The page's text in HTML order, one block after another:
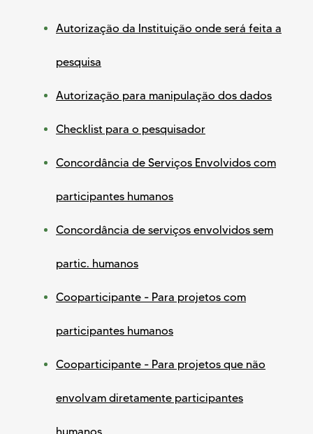
Autorização da Instituição onde será feita a
pesquisa
Autorização para manipulação dos dados
Checklist para o pesquisador
Concordância de Serviços Envolvidos com
participantes humanos
Concordância de serviços envolvidos sem
partic. humanos
Cooparticipante - Para projetos com
participantes humanos
Cooparticipante - Para projetos que não
envolvam diretamente participantes